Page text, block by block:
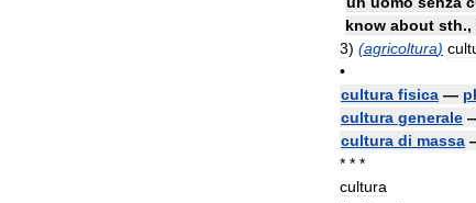
know about sth.,
3) (agricoltura)
•
cultura fisica —
cultura generale
cultura di massa
* * *
cultura